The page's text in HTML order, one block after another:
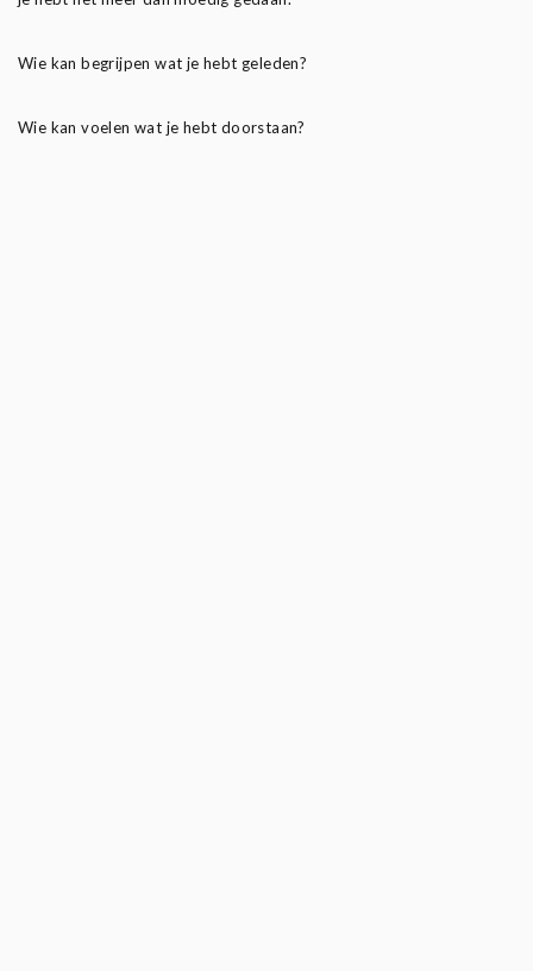
Wie kan begrijpen wat je hebt geleden?
Wie kan voelen wat je hebt doorstaan?